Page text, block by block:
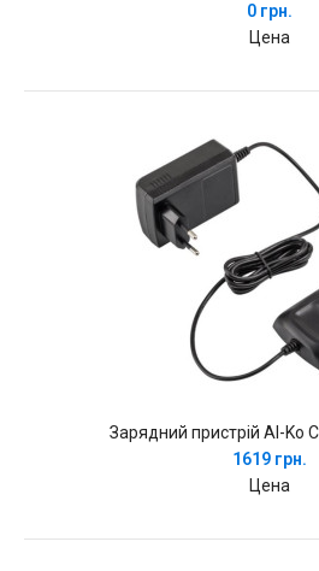
0 грн.
Цена
Зарядний пристрій Al-Ko
1619 грн.
Цена